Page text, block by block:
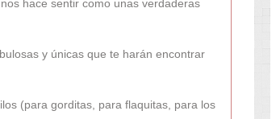
hace sentir como unas verdaderas
y únicas que te harán encontrar
(para gorditas, para flaquitas, para los